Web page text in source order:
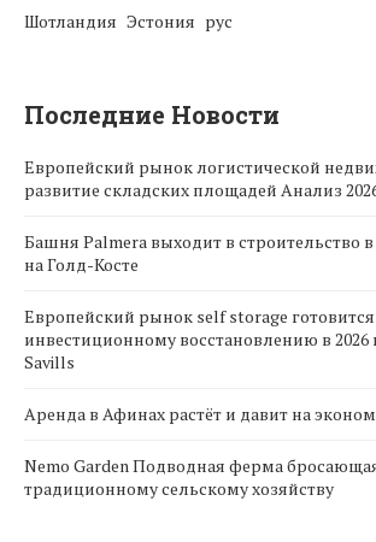
Шотландия Эстония рус
Последние Новости
Европейский рынок логистической
развитие складских площадей Анализ
Башня Palmera выходит в строительство в
на Голд-Косте
Европейский рынок self storage
инвестиционному восстановлению в 2026
Savills
Аренда в Афинах растёт и давит на
Nemo Garden Подводная ферма
традиционному сельскому хозяйству